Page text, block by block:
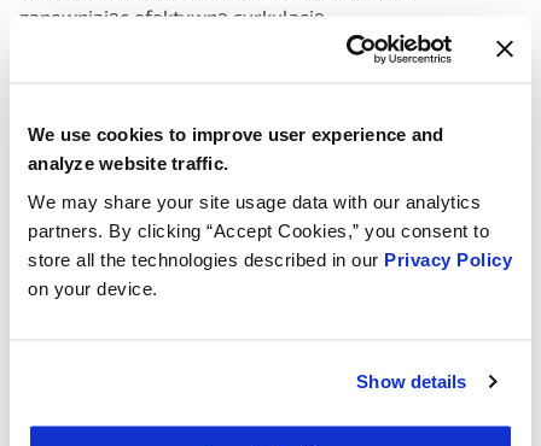
We use cookies to improve user experience and
analyze website traffic.
We may share your site usage data with our analytics
partners. By clicking “Accept Cookies,” you consent to
store all the technologies described in our Privacy Policy
on your device.
Show details
zapewniając efektywną cyrkulację.
zawór, który pozwala na powrót płynu chłodzącego do
systemu ze zbiornika przelewowego lub
pomaga utrzymać odpowiedni poziom płynu
chłodzącego w systemie, zmniejszając ryzyko
powstawania kieszeni powietrznych i zapewniając stałą
wydajność chłodzenia.
Teraz, gdy rozumiemy kluczowe funkcje korka chłodnicy,